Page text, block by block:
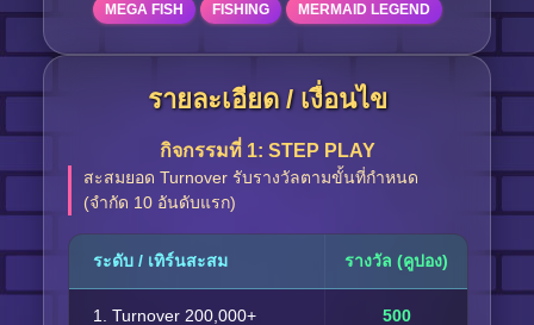
MEGA FISH FISHING MERMAID LEGEND
รายละเอียด / เงื่อนไข
กิจกรรมที่ 1: STEP PLAY
สะสมยอด Turnover รับรางวัลตามขั้นที่กำหนด
(จำกัด 10 อันดับแรก)
ระดับ / เทิร์นสะสม รางวัล (คูปอง)
1. Turnover 200,000+ 500